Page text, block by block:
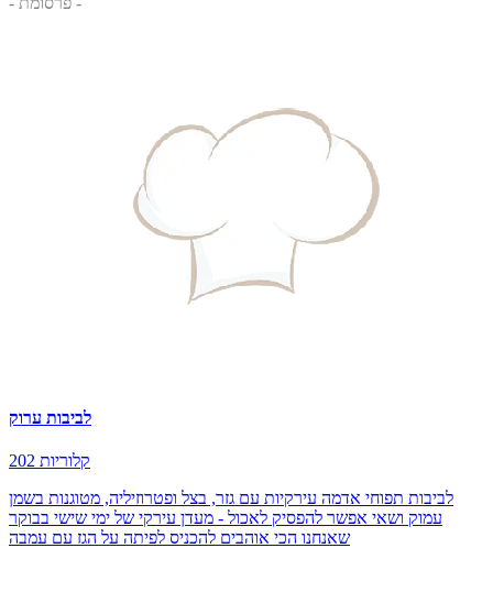
לביבות ערוק
202 קלוריות
לביבות תפוחי אדמה עירקיות עם גזר, בצל ופטרוזיליה, מטוגנות בשמן
עמוק ושאי אפשר להפסיק לאכול - מעדן עירקי של ימי שישי בבוקר
שאנחנו הכי אוהבים להכניס לפיתה על הגז עם עמבה